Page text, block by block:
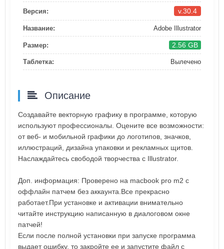
Версия: v.30.4
Название: Adobe Illustrator
Размер: 2.56 GB
Таблетка: Вылечено
Описание
Создавайте векторную графику в программе, которую
используют профессионалы. Оцените все возможности:
от веб- и мобильной графики до логотипов, значков,
иллюстраций, дизайна упаковки и рекламных щитов.
Наслаждайтесь свободой творчества с Illustrator.
Доп. информация: Проверено на macbook pro m2 c
оффлайн патчем без аккаунта.Все прекрасно
работает.При установке и активации внимательно
читайте инструкцию написанную в диалоговом окне
патчей!
Если после полной установки при запуске программа
выдает ошибку, то закройте ее и запустите файл с